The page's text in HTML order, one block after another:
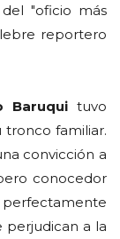
"oficio más
reportero
Baruquituvo
familiar.
convicción a
conocedor
perjudican a la